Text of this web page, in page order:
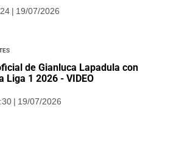
| 19/07/2026
de Gianluca Lapadula con
Liga 1 2026 - VIDEO
| 19/07/2026